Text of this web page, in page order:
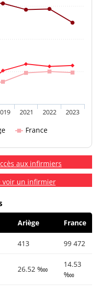
France
2021 2022 2023
aux infirmiers
voir un infirmier
Ariège France
413 99 472
26.52 ‱
14.53
‱